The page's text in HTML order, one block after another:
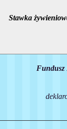
Stawka
Fundusz